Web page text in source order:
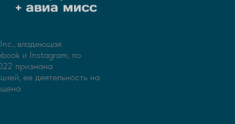
владеющая
и Instagram, по
признана
ее деятельность на